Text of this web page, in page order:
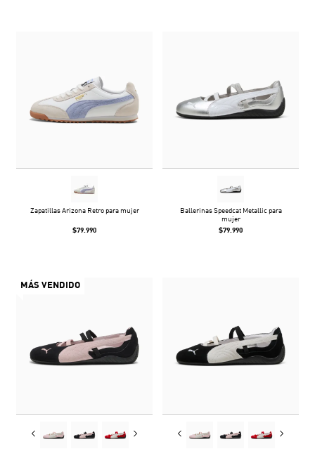
Zapatillas Arizona Retro para mujer
$79.990
Ballerinas Speedcat Metallic para
mujer
$79.990
MÁS VENDIDO